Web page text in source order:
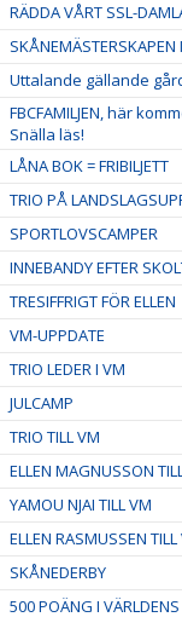
RÄDDA VÅRT SSL-
SKÅNEMÄSTERSKAPEN
Uttalande gällande
FBCFAMILJEN, här
Snälla läs!
LÅNA BOK = FRIBILJETT
TRIO PÅ
SPORTLOVSCAMPER
INNEBANDY EFTER
TRESIFFRIGT FÖR ELLEN
VM-UPPDATE
TRIO LEDER I VM
JULCAMP
TRIO TILL VM
ELLEN MAGNUSSON
YAMOU NJAI TILL VM
ELLEN RASMUSSEN TILL
SKÅNEDERBY
500 POÄNG I